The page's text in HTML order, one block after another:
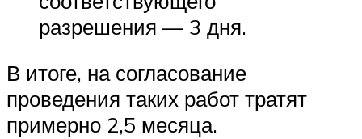
разрешения — 3 дня.
В итоге, на согласование
проведения таких работ тратят
примерно 2,5 месяца.